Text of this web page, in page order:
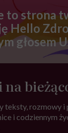
to strona
Hello
głosem
na
teksty, rozmowy i
i codziennym